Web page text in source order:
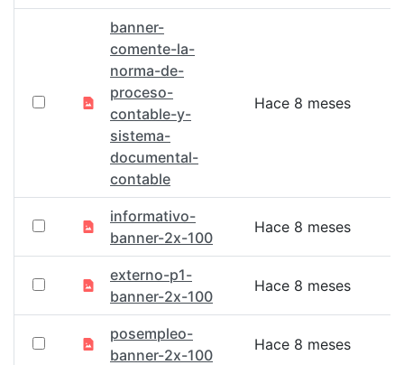
banner-
comente-la-
norma-de-
proceso-
contable-y-
sistema-
documental-
contable
Hace 8 meses
informativo-
banner-2x-100
Hace 8 meses
externo-p1-
banner-2x-100
Hace 8 meses
posempleo-
banner-2x-100
Hace 8 meses